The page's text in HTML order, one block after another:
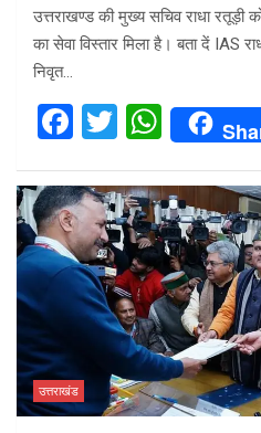
उत्तराखण्ड की मुख्य सचिव राधा
का सेवा विस्तार मिला है। बता दें IAS
निवृत…
F
ce
b
o
o
k
T
tt
er
W
h
at
s
A
p
p
उत्तराखंड